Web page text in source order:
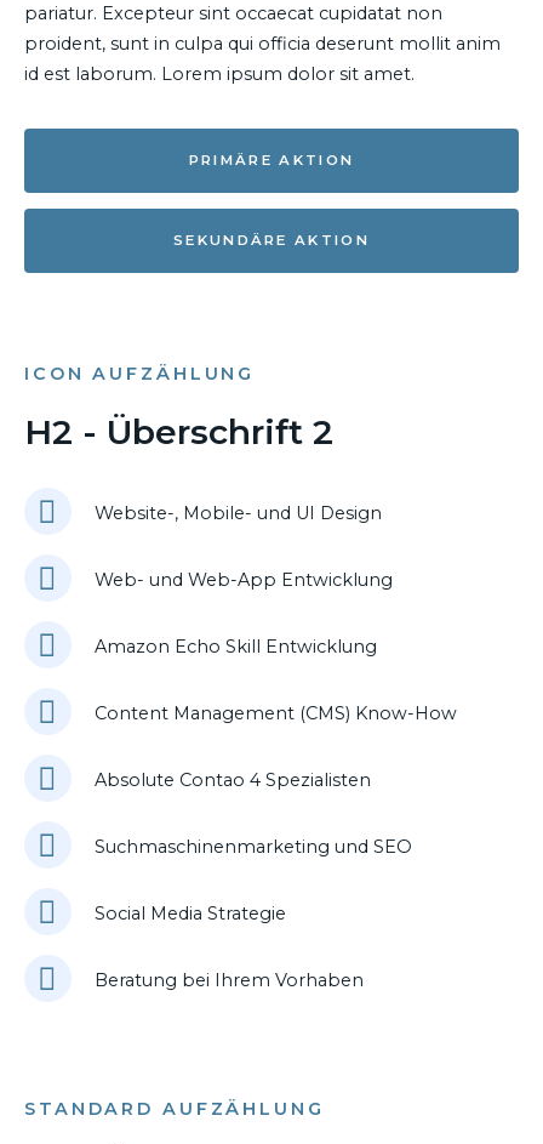
pariatur. Excepteur sint occaecat cupidatat non
proident, sunt in culpa qui officia deserunt mollit anim
id est laborum. Lorem ipsum dolor sit amet.
PRIMÄRE AKTION
SEKUNDÄRE AKTION
ICON AUFZÄHLUNG
H2 - Überschrift 2
Website-, Mobile- und UI Design
Web- und Web-App Entwicklung
Amazon Echo Skill Entwicklung
Content Management (CMS) Know-How
Absolute Contao 4 Spezialisten
Suchmaschinenmarketing und SEO
Social Media Strategie
Beratung bei Ihrem Vorhaben
STANDARD AUFZÄHLUNG